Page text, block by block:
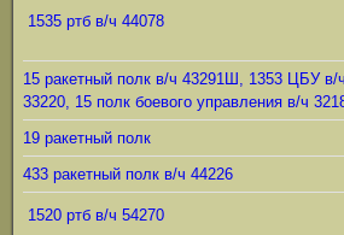
1535 ртб в/ч 44078
15 ракетный полк в/ч 43291Ш, 1353 ЦБУ
33220, 15 полк боевого управления в/ч
19 ракетный полк
433 ракетный полк в/ч 44226
1520 ртб в/ч 54270